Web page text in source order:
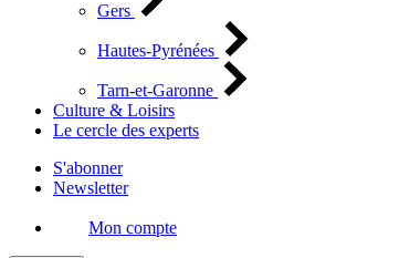
Gers
Hautes-Pyrénées
Tarn-et-Garonne
Culture & Loisirs
Le cercle des experts
S'abonner
Newsletter
Mon compte